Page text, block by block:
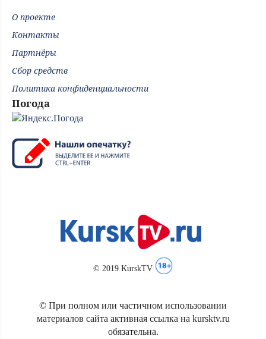
О проекте
Контакты
Партнёры
Сбор средств
Политика конфиденциальности
Погода
© 2019 KurskTV
© При полном или частичном использовании
материалов сайта активная ссылка на kursktv.ru
обязательна.